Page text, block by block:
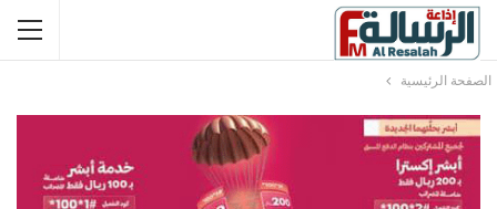
الصفحة الرئيسية